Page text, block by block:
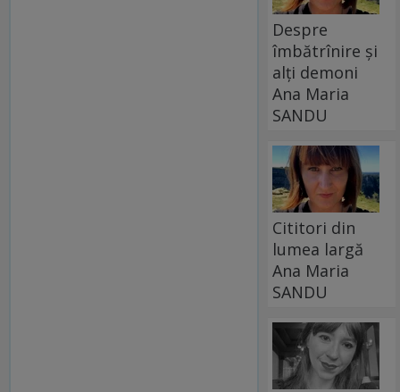
Despre
îmbătrînire și
alți demoni
Ana Maria
SANDU
Cititori din
lumea largă
Ana Maria
SANDU